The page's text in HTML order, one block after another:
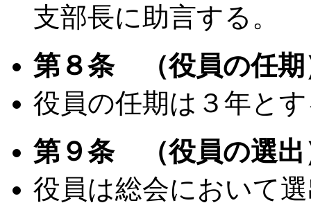
支部長に助言する。
第８条 （役員の任期
役員の任期は３年と
第９条 （役員の選出
役員は総会において